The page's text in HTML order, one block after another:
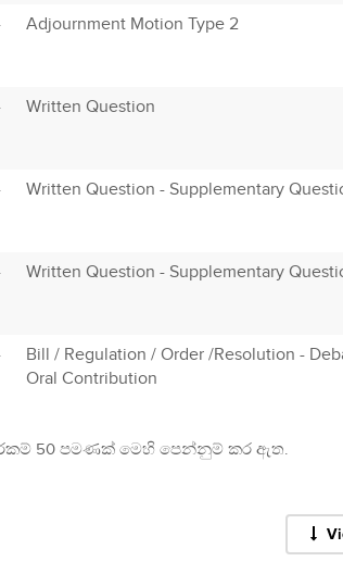
Adjournment Motion Type 2
Written Question
Written Question - Supplementary
Written Question - Supplementary
Bill / Regulation / Order /Resolution -
Oral Contribution
50 පමණක් මෙහි පෙන්නුම් කර ඇත.